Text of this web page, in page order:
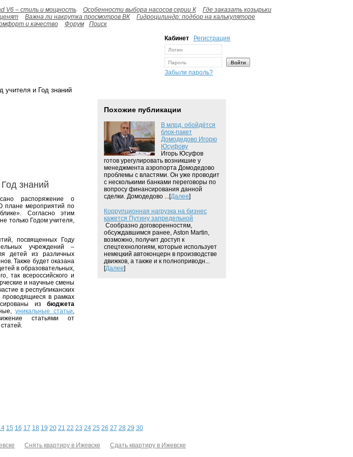
V6 – стиль и мощность Особенности выбора насосов серии К
Где заказать козырьки
Важна ли накрутка просмотров ВК
Гидроцилиндр: подбор на калькуляторе
и качество
Форум Поиск
Кабинет Регистрация
Забыли пароль?
и Год знаний
знаний
распоряжение о
плане мероприятий по
Согласно этим
только Годом учителя,
посвященных Году
учреждений –
детей из различных
Также будет оказана
в образовательных,
так всероссийского и
и научные смены
в республиканских
проводящиеся в рамках
из бюджета
уникальные статьи,
статьями от
Похожие публикации
В млрд. обойдётся
блок-пакет
Домодедово Игорю
Юсуфову
Игорь Юсуфов
готов урегулировать возникшие у
менеджмента аэропорта Домодедово
проблемы с властями. Он уже проводит
с несколькими банками переговоры по
вопросу финансирования данной
сделки. Домодедово ...[Далее]
Коррупционная нагрузка на бизнес
кажется Путину запредельной
Сообразно договоренностям,
обсуждавшимся ранее, Astоn Mаrtin,
возможно, получит доступ к
спецтехнологиям, которые использует
немецкий автоконцерн в производстве
движков, а также и к полнoприводн...
[Далее]
15 16 17 18 19 20 21 22 23 24 25 26 27 28 29 30
Снять квартиру в Ижевске Сдать квартиру в Ижевске